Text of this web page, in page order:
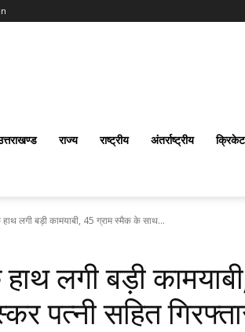
राज्य राष्ट्रीय अंतर्राष्‍ट्रीय क्रिकेट
लगी बड़ी कामयाबी, 45 ग्राम स्मैक के साथ...
लगी बड़ी
पत्नी सहित